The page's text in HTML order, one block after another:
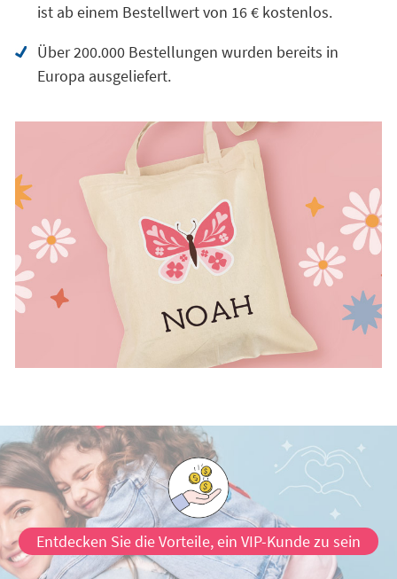
ist ab einem Bestellwert von 16 € kostenlos.
Über 200.000 Bestellungen wurden bereits in
Europa ausgeliefert.
Entdecken Sie die Vorteile, ein VIP-Kunde zu sein